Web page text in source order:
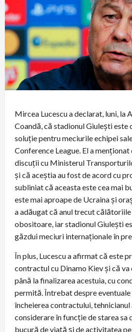
Mircea Lucescu a declarat, luni, la
Coandă, că stadionul Giuleşti este
soluţie pentru meciurile echipei
Conference League. El a
discuţii cu Ministerul
şi că aceştia au fost de acord cu
subliniat că aceasta este cea mai
este mai aproape de Ucraina şi
a adăugat că anul trecut
obositoare, iar stadionul Giuleşti
găzdui meciuri internaţionale în
În plus, Lucescu a afirmat că este
contractul cu Dinamo Kiev şi că va
până la finalizarea acestuia, cu
permită. Întrebat despre
încheierea contractului, tehnicianul
considerare în funcţie de starea sa
bucură de viaţă şi de activitatea